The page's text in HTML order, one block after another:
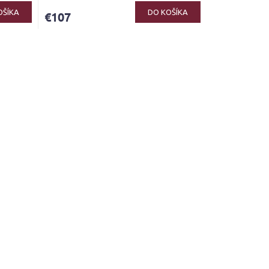
€107 DO KOŠÍKA